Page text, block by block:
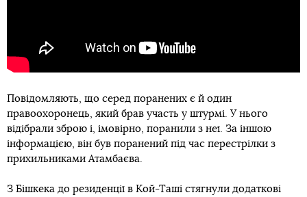
Повідомляють, що серед поранених є й один
правоохоронець, який брав участь у штурмі. У нього
відібрали зброю і, імовірно, поранили з неї. За іншою
інформацією, він був поранений під час перестрілки з
прихильниками Атамбаєва.
З Бішкека до резиденції в Кой-Таші стягнули додаткові